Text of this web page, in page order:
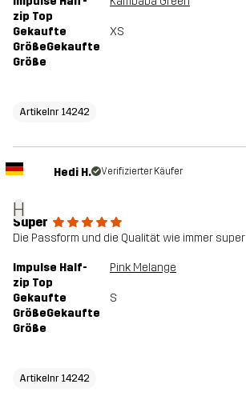
zip Top
Gekaufte
GrößeGekaufte
Größe
XS
Artikelnr 14242
H
Hedi H. Verifizierter Käufer
Super
Die Passform und die Qualität wie immer super
Impulse Half-
zip Top
Pink Melange
Gekaufte
GrößeGekaufte
Größe
S
Artikelnr 14242